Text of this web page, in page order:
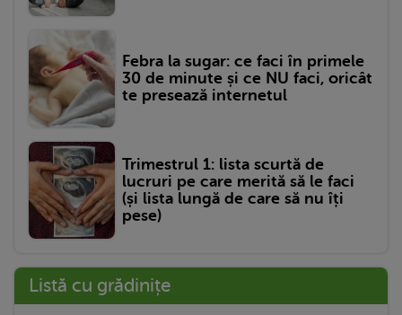
Febra la sugar: ce faci în primele
30 de minute și ce NU faci, oricât
te presează internetul
Trimestrul 1: lista scurtă de
lucruri pe care merită să le faci
(și lista lungă de care să nu îți
pese)
Listă cu grădinițe